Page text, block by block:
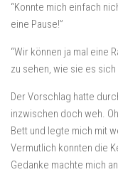
“Konnte mich einfach
eine Pause!”
“Wir können ja mal eine
zu sehen, wie sie es
Der Vorschlag hatte
inzwischen doch weh.
Bett und legte mich mit
Vermutlich konnten die
Gedanke machte mich